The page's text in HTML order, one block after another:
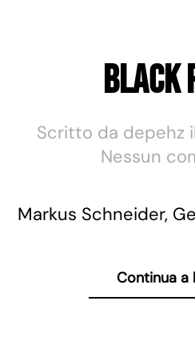
Black
Scritto da depehz
Nessun
Markus Schneider,
Continua a